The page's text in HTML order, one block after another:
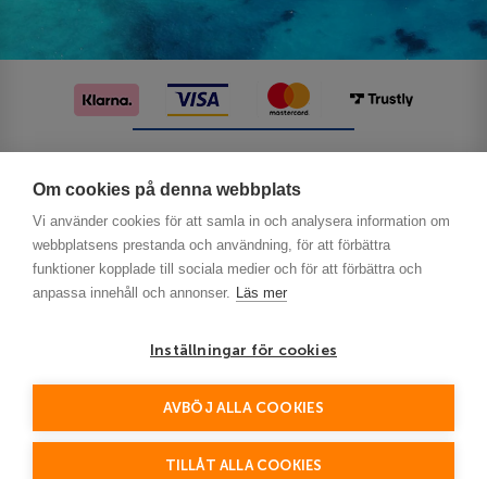
Om cookies på denna webbplats
Vi använder cookies för att samla in och analysera information om
webbplatsens prestanda och användning, för att förbättra
funktioner kopplade till sociala medier och för att förbättra och
anpassa innehåll och annonser. Läs mer
Inställningar för cookies
AVBÖJ ALLA COOKIES
TILLÅT ALLA COOKIES
This site is protected by reCAPTCHA and the Google
Policy and Terms of Service apply.